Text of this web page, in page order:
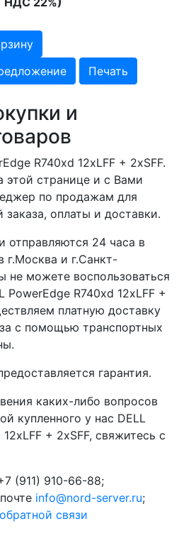
Печать
и
R740xd 12xLFF + 2xSFF.
этой странице и с Вами
по продажам для
заказа, оплаты и доставки.
отправляются 24 часа в
г.Москва и г.Санкт-
не можете воспользоваться
R740xd 12xLFF +
платную доставку
с помощью транспортных
гарантия.
каких-либо вопросов
купленного у нас DELL
+ 2xSFF, свяжитесь с
(911) 910-66-88;
info@nord-server.ru;
связи